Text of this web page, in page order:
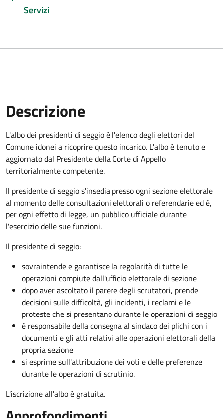
Servizi
Descrizione
L'albo dei presidenti di seggio è l'elenco degli elettori del
Comune idonei a ricoprire questo incarico. L'albo è tenuto e
aggiornato dal Presidente della Corte di Appello
territorialmente competente.
Il presidente di seggio s'insedia presso ogni sezione elettorale
al momento delle consultazioni elettorali o referendarie ed è,
per ogni effetto di legge, un pubblico ufficiale durante
l'esercizio delle sue funzioni.
Il presidente di seggio:
sovraintende e garantisce la regolarità di tutte le
operazioni compiute dall'ufficio elettorale di sezione
dopo aver ascoltato il parere degli scrutatori, prende
decisioni sulle difficoltà, gli incidenti, i reclami e le
proteste che si presentano durante le operazioni di seggio
è responsabile della consegna al sindaco dei plichi con i
documenti e gli atti relativi alle operazioni elettorali della
propria sezione
si esprime sull'attribuzione dei voti e delle preferenze
durante le operazioni di scrutinio.
L'iscrizione all'albo è gratuita.